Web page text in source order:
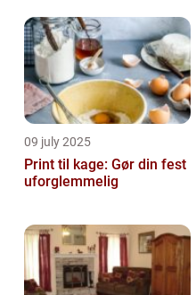
09 july 2025
Print til kage: Gør din fest
uforglemmelig